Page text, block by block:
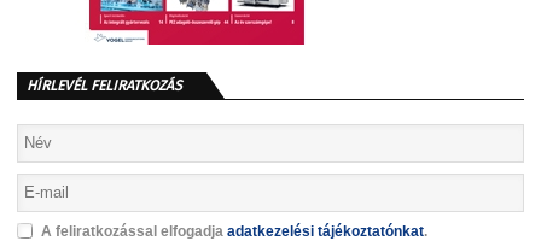
HÍRLEVÉL FELIRATKOZÁS
A feliratkozással elfogadja adatkezelési tájékoztatónkat.